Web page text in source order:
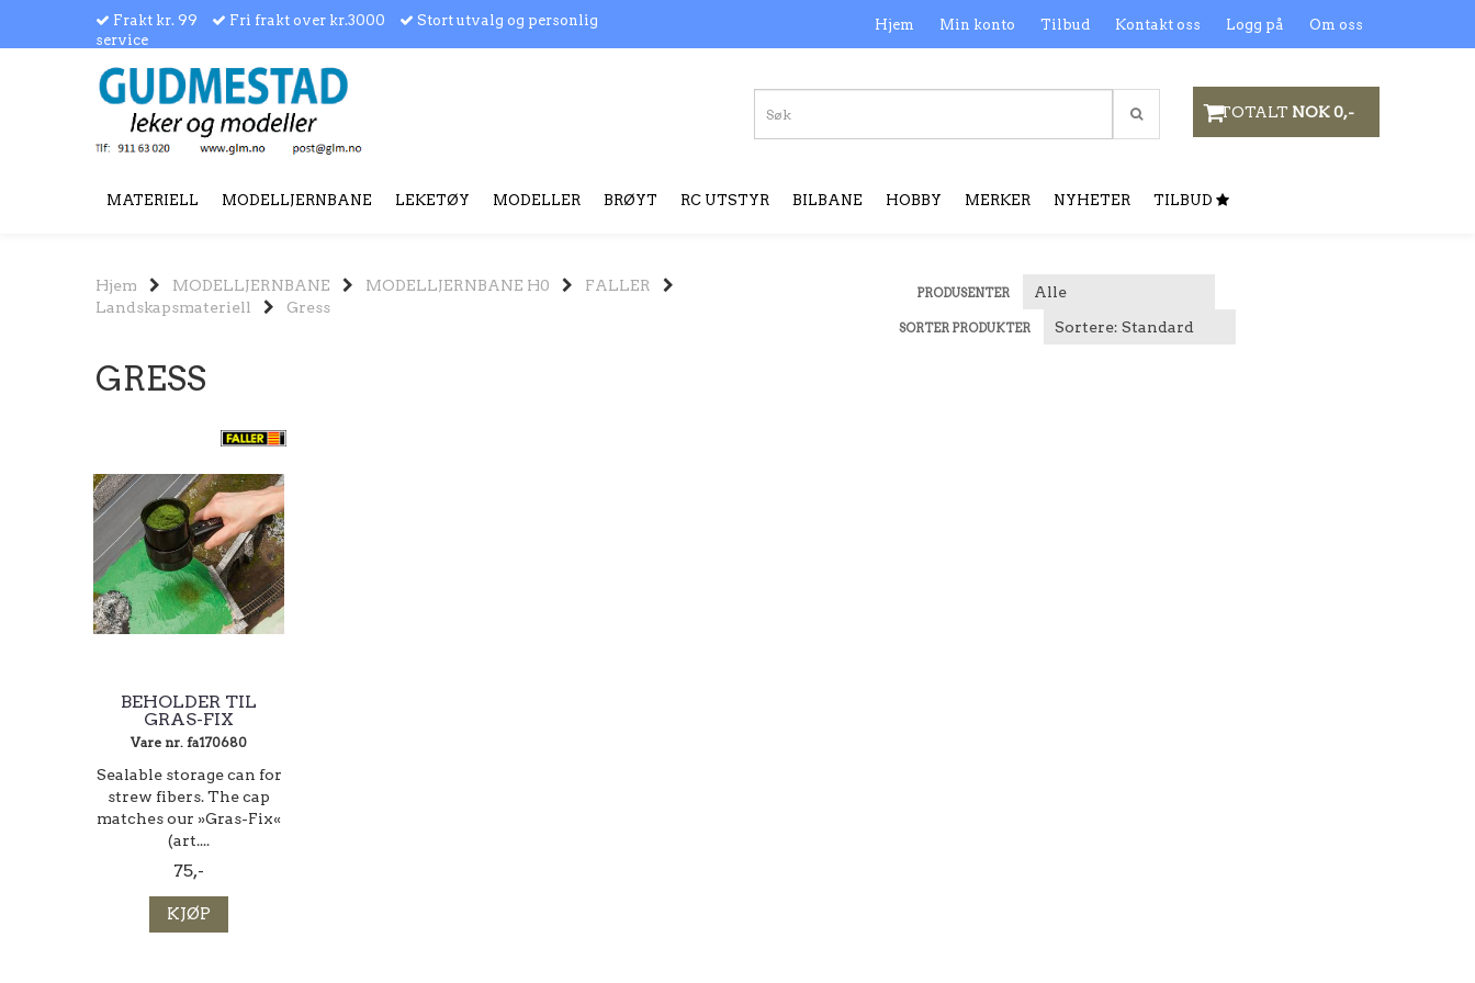
Frakt kr. 99 Fri frakt over kr.3000
Stort utvalg og personlig
service
Hjem Min konto Tilbud Kontakt oss Logg på Om oss
TOTALT NOK 0,-
MATERIELL MODELLJERNBANE LEKETØY MODELLER BRØYT RC UTSTYR BILBANE HOBBY MERKER NYHETER TILBUD
Hjem MODELLJERNBANE MODELLJERNBANE H0
FALLER
Landskapsmateriell
Gress
PRODUSENTER
SORTER PRODUKTER
GRESS
BEHOLDER TIL
GRAS-FIX
Vare nr. fa170680
Sealable storage can for
strew fibers. The cap
matches our »Gras-Fix«
(art....
75,-
KJØP